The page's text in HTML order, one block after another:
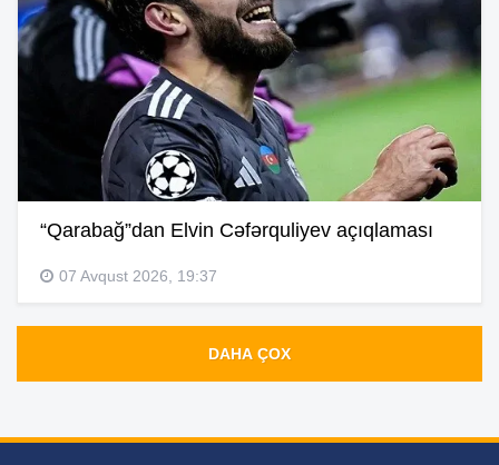
“Qarabağ”dan Elvin Cəfərquliyev açıqlaması
07 Avqust 2026, 19:37
DAHA ÇOX